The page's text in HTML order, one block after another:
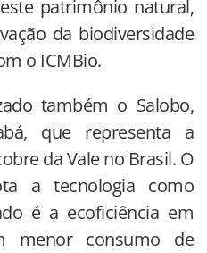
patrimônio natural,
da biodiversidade
o ICMBio.
também o Salobo,
que representa a
da Vale no Brasil. O
a tecnologia como
é a ecoficiência em
menor consumo de